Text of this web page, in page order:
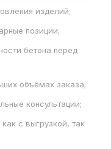
изделий;
позиции;
бетона перед
объёмах заказа;
консультации;
с выгрузкой, так